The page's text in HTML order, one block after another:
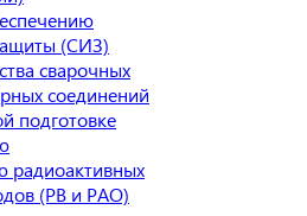
(СИЗ)
сварочных
соединений
подготовке
радиоактивных
(РВ и РАО)